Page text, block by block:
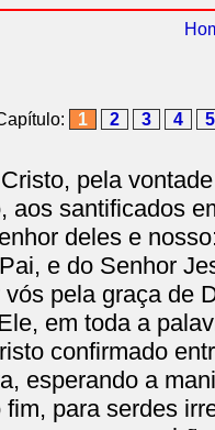
1 2 3 4 5
pela
santificados
deles e
e do Senhor
pela graça de
em toda a
confirmado
esperando a
para serdes